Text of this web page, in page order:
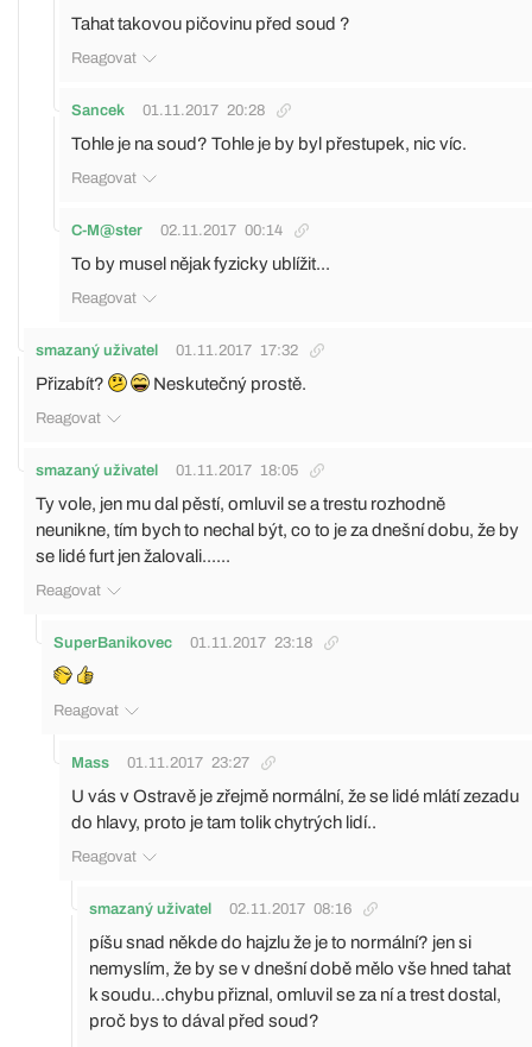
Tahat takovou pičovinu před soud ?
Reagovat
Sancek 01.11.2017 20:28
Tohle je na soud? Tohle je by byl přestupek, nic víc.
Reagovat
C-M@ster 02.11.2017 00:14
To by musel nějak fyzicky ublížit...
Reagovat
smazaný uživatel 01.11.2017 17:32
Přizabít? Neskutečný prostě.
Reagovat
smazaný uživatel 01.11.2017 18:05
Ty vole, jen mu dal pěstí, omluvil se a trestu rozhodně
neunikne, tím bych to nechal být, co to je za dnešní dobu, že by
se lidé furt jen žalovali......
Reagovat
SuperBanikovec 01.11.2017 23:18
Reagovat
Mass 01.11.2017 23:27
U vás v Ostravě je zřejmě normální, že se lidé mlátí zezadu
do hlavy, proto je tam tolik chytrých lidí..
Reagovat
smazaný uživatel 02.11.2017 08:16
píšu snad někde do hajzlu že je to normální? jen si
nemyslím, že by se v dnešní době mělo vše hned tahat
k soudu...chybu přiznal, omluvil se za ní a trest dostal,
proč bys to dával před soud?